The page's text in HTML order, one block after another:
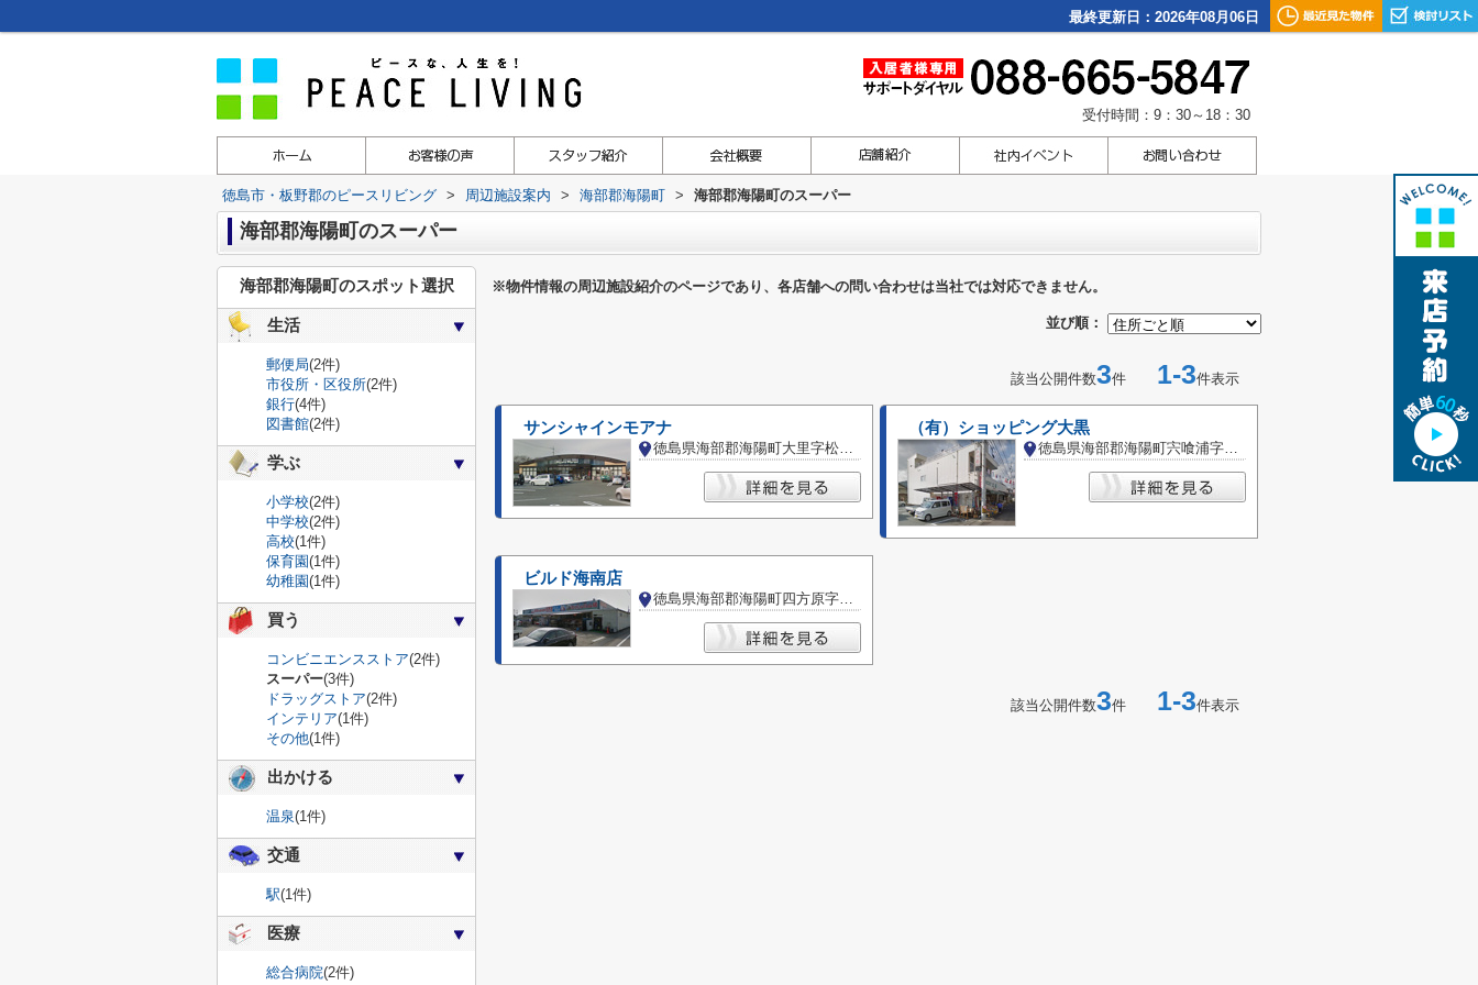
最終更新日：2026年08月06日
受付時間：9：30～18：30
徳島市・板野郡のピースリビング > 周辺施設案内 > 海部郡海陽町 > 海部郡海陽町のスーパー
海部郡海陽町のスーパー
※物件情報の周辺施設紹介のページであり、各店舗への問い合わせは当社では対応できません。
並び順：
該当公開件数3件 1-3件表示
サンシャインモアナ
徳島県海部郡海陽町大里字松ノ本
（有）ショッピング大黒
徳島県海部郡海陽町宍喰浦字宍喰
ビルド海南店
徳島県海部郡海陽町四方原字大道東
該当公開件数3件 1-3件表示
海部郡海陽町のスポット選択
生活
郵便局(2件)
市役所・区役所(2件)
銀行(4件)
図書館(2件)
学ぶ
小学校(2件)
中学校(2件)
高校(1件)
保育園(1件)
幼稚園(1件)
買う
コンビニエンスストア(2件)
スーパー(3件)
ドラッグストア(2件)
インテリア(1件)
その他(1件)
出かける
温泉(1件)
交通
駅(1件)
医療
総合病院(2件)